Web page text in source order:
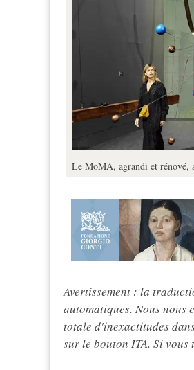
Le MoMA, agrandi et rénové,
Avertissement : la
automatiques. Nous nous
totale d'inexactitudes
sur le bouton ITA. Si vous